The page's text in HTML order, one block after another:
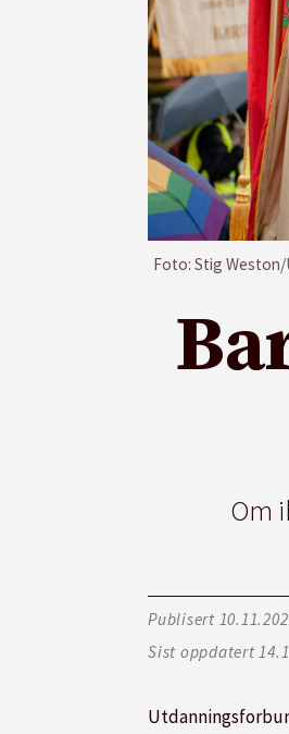
Foto: Stig
Om
Publisert
Sist oppdatert